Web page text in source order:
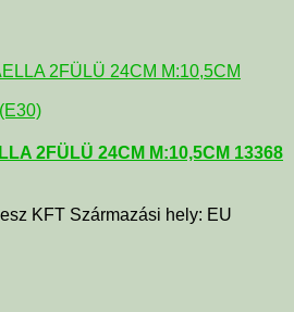
2FÜLÜ 24CM M:10,5CM 13368
KFT Származási hely: EU